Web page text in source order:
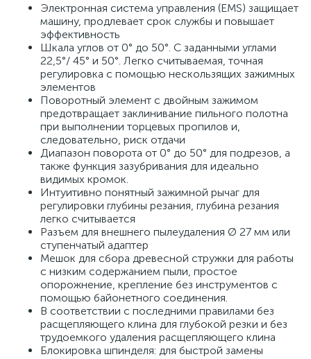
Электронная система управления (EMS) защищает
машину, продлевает срок службы и повышает
эффективность
Шкала углов от 0° до 50°. С заданными углами
22,5°/ 45° и 50°. Легко считываемая, точная
регулировка с помощью нескользящих зажимных
элементов
Поворотный элемент с двойным зажимом
предотвращает заклинивание пильного полотна
при выполнении торцевых пропилов и,
следовательно, риск отдачи
Диапазон поворота от 0° до 50° для подрезов, а
также функция зазубривания для идеально
видимых кромок.
Интуитивно понятный зажимной рычаг для
регулировки глубины резания, глубина резания
легко считывается
Разъем для внешнего пылеудаления Ø 27 мм или
ступенчатый адаптер
Мешок для сбора древесной стружки для работы
с низким содержанием пыли, простое
опорожнение, крепление без инструментов с
помощью байонетного соединения.
В соответствии с последними правилами без
расщепляющего клина для глубокой резки и без
трудоемкого удаления расщепляющего клина
Блокировка шпинделя: для быстрой замены